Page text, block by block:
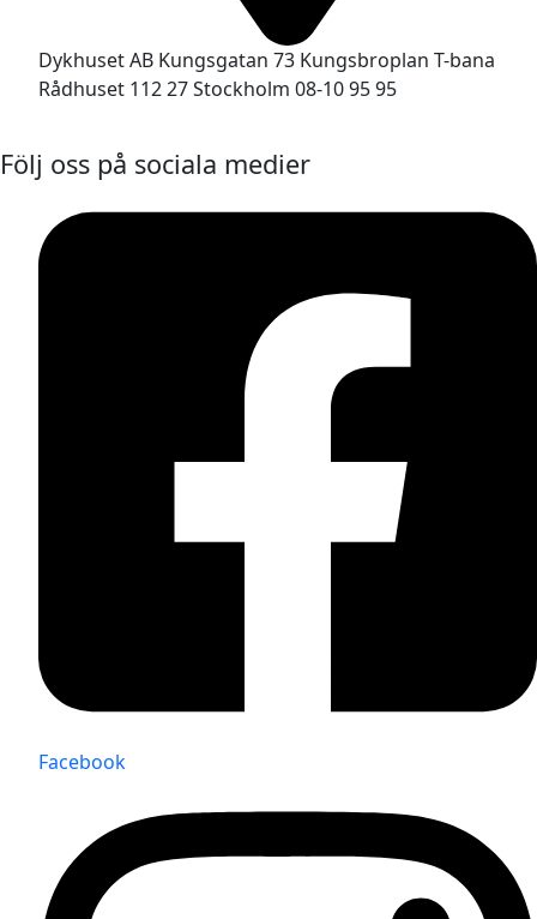
Dykhuset AB Kungsgatan 73 Kungsbroplan T-bana
Rådhuset 112 27 Stockholm 08-10 95 95
Följ oss på sociala medier
Facebook